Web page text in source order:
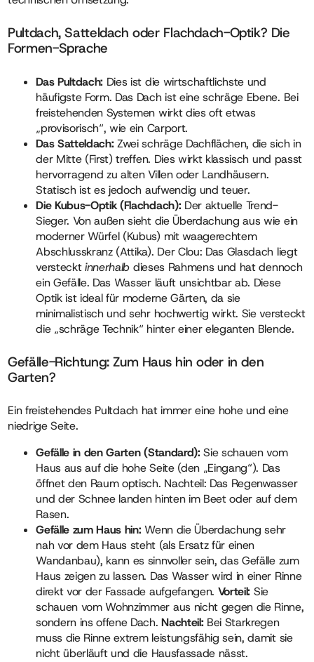
Pultdach, Satteldach oder Flachdach-Optik? Die
Formen-Sprache
Das Pultdach: Dies ist die wirtschaftlichste und
häufigste Form. Das Dach ist eine schräge Ebene. Bei
freistehenden Systemen wirkt dies oft etwas
„provisorisch“, wie ein Carport.
Das Satteldach: Zwei schräge Dachflächen, die sich in
der Mitte (First) treffen. Dies wirkt klassisch und passt
hervorragend zu alten Villen oder Landhäusern.
Statisch ist es jedoch aufwendig und teuer.
Die Kubus-Optik (Flachdach): Der aktuelle Trend-
Sieger. Von außen sieht die Überdachung aus wie ein
moderner Würfel (Kubus) mit waagerechtem
Abschlusskranz (Attika). Der Clou: Das Glasdach liegt
verstecktinnerhalb dieses Rahmens und hat dennoch
ein Gefälle. Das Wasser läuft unsichtbar ab. Diese
Optik ist ideal für moderne Gärten, da sie
minimalistisch und sehr hochwertig wirkt. Sie versteckt
die „schräge Technik“ hinter einer eleganten Blende.
Gefälle-Richtung: Zum Haus hin oder in den
Garten?
Ein freistehendes Pultdach hat immer eine hohe und eine
niedrige Seite.
Gefälle in den Garten (Standard): Sie schauen vom
Haus aus auf die hohe Seite (den „Eingang“). Das
öffnet den Raum optisch. Nachteil: Das Regenwasser
und der Schnee landen hinten im Beet oder auf dem
Rasen.
Gefälle zum Haus hin: Wenn die Überdachung sehr
nah vor dem Haus steht (als Ersatz für einen
Wandanbau), kann es sinnvoller sein, das Gefälle zum
Haus zeigen zu lassen. Das Wasser wird in einer Rinne
direkt vor der Fassade aufgefangen. Vorteil: Sie
schauen vom Wohnzimmer aus nicht gegen die Rinne,
sondern ins offene Dach.Nachteil: Bei Starkregen
muss die Rinne extrem leistungsfähig sein, damit sie
nicht überläuft und die Hausfassade nässt.